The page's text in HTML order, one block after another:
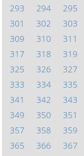
293
294 295
301
302 303
309
310 311
317
318 319
325
326 327
333
334 335
341
342 343
349
350 351
357
358 359
365
366 367